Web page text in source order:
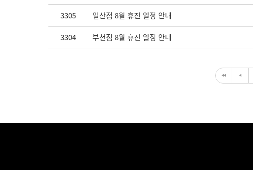
3305 일산점 8월 휴진 일정 안내
3304 부천점 8월 휴진 일정 안내